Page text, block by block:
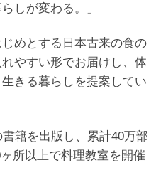
しが変わる。」
めとする日本古来の食の
やすい形でお届けし、体
きる暮らしを提案してい
籍を出版し、累計40万部
所以上で料理教室を開催